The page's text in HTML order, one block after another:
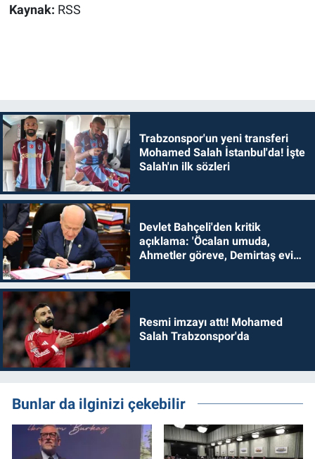
Kaynak: RSS
Trabzonspor'un yeni transferi
Mohamed Salah İstanbul'da! İşte
Salah'ın ilk sözleri
Devlet Bahçeli'den kritik
açıklama: 'Öcalan umuda,
Ahmetler göreve, Demirtaş evine
Resmi imzayı attı! Mohamed
Salah Trabzonspor'da
Bunlar da ilginizi çekebilir